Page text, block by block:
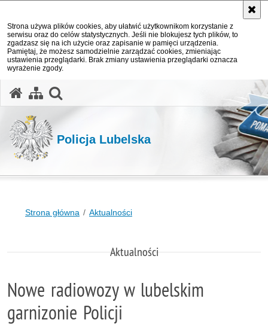
Strona używa plików cookies, aby ułatwić użytkownikom korzystanie z
serwisu oraz do celów statystycznych. Jeśli nie blokujesz tych plików, to
zgadzasz się na ich użycie oraz zapisanie w pamięci urządzenia.
Pamiętaj, że możesz samodzielnie zarządzać cookies, zmieniając
ustawienia przeglądarki. Brak zmiany ustawienia przeglądarki oznacza
wyrażenie zgody.
Policja Lubelska
Strona główna Aktualności
Aktualności
Nowe radiowozy w lubelskim
garnizonie Policji